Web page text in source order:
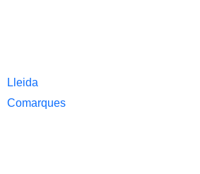
Lleida
Comarques